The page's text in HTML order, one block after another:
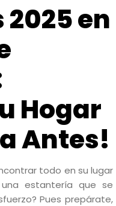
en
Hogar
Antes!
todo en su lugar
estantería que se
Pues prepárate,